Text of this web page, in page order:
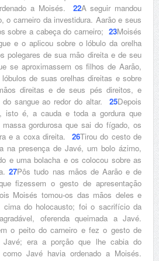
a Moisés.
22A seguir mandou
o carneiro da investidura. Aarão e seus
sobre a cabeça do carneiro; 23Moisés
e o aplicou sobre o lóbulo da orelha
polegares de sua mão direita e de seu
se aproximassem os filhos de Aarão,
de suas orelhas direitas e sobre
direitas e de seus pés direitos, e
do sangue ao redor do altar.25Depois
isto é, a cauda e toda a gordura que
gordurosa que sai do fígado, os
e a coxa direita. 26Tirou do cesto de
na presença de Javé, um bolo ázimo,
e uma bolacha e os colocou sobre as
27Pôs tudo nas mãos de Aarão e de
fizessem o gesto de apresentação
Moisés tomou-os das mãos deles e
cima do holocausto; foi o sacrifício da
oferenda queimada a Javé.
o peito do carneiro e fez o gesto de
Javé; era a porção que lhe cabia do
Javé havia ordenado a Moisés.